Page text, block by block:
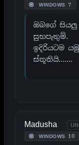
WINDOWS 7
ඔබගේ සියලු
සුභපැතුම්.
ඉදිරියටම
ස්තූතියි…….
Madusha
WINDOWS 10